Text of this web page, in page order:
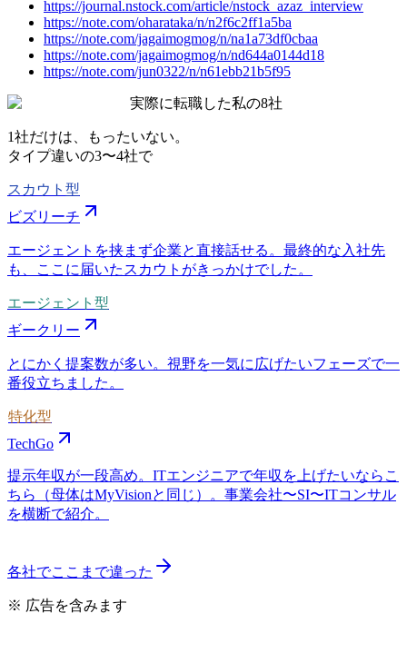
https://journal.nstock.com/article/nstock_azaz_interview
https://note.com/oharataka/n/n2f6c2ff1a5ba
https://note.com/jagaimogmog/n/na1a73df0cbaa
https://note.com/jagaimogmog/n/nd644a0144d18
https://note.com/jun0322/n/n61ebb21b5f95
実際に転職した私の8社
1社だけは、もったいない。
タイプ違いの3〜4社で
スカウト型
ビズリーチ
エージェントを挟まず企業と直接話せる。最終的な入社先
も、ここに届いたスカウトがきっかけでした。
エージェント型
ギークリー
とにかく提案数が多い。視野を一気に広げたいフェーズで一
番役立ちました。
特化型
TechGo
提示年収が一段高め。ITエンジニアで年収を上げたいならこ
ちら（母体はMyVisionと同じ）。事業会社〜SI〜ITコンサル
を横断で紹介。
各社でここまで違った
※ 広告を含みます